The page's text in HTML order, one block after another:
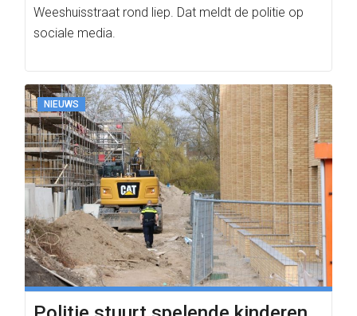
Weeshuisstraat rond liep. Dat meldt de politie op
sociale media.
NIEUWS